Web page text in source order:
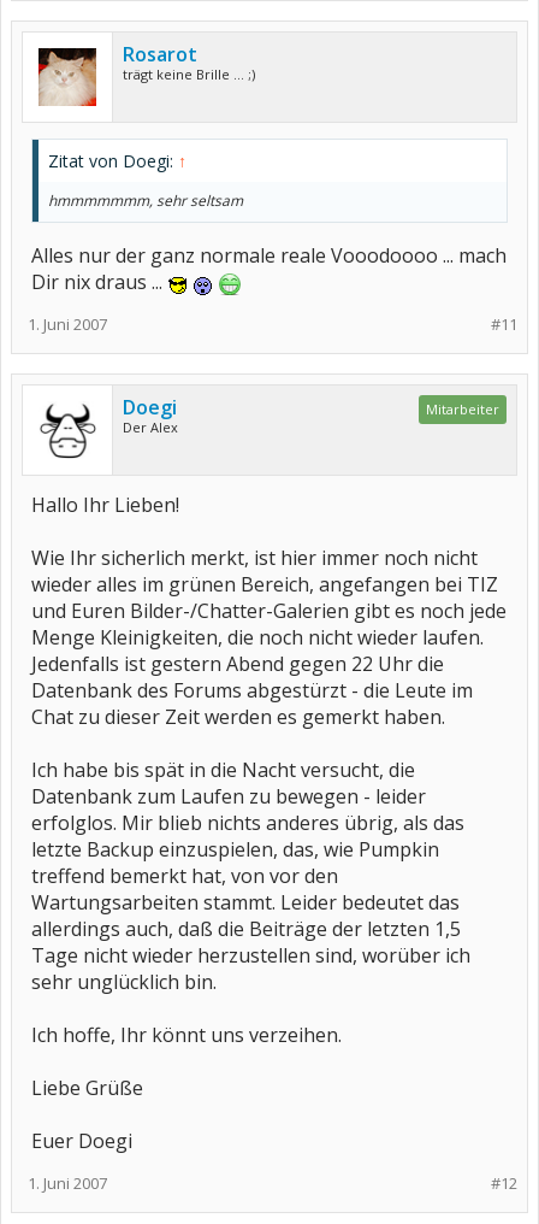
Rosarot
trägt keine Brille ... ;)
Zitat von Doegi: ↑
hmmmmmmm, sehr seltsam
Alles nur der ganz normale reale Vooodoooo ... mach
Dir nix draus ...
#11
1. Juni 2007
Doegi
Der Alex
Mitarbeiter
Hallo Ihr Lieben!
Wie Ihr sicherlich merkt, ist hier immer noch nicht
wieder alles im grünen Bereich, angefangen bei TIZ
und Euren Bilder-/Chatter-Galerien gibt es noch jede
Menge Kleinigkeiten, die noch nicht wieder laufen.
Jedenfalls ist gestern Abend gegen 22 Uhr die
Datenbank des Forums abgestürzt - die Leute im
Chat zu dieser Zeit werden es gemerkt haben.
Ich habe bis spät in die Nacht versucht, die
Datenbank zum Laufen zu bewegen - leider
erfolglos. Mir blieb nichts anderes übrig, als das
letzte Backup einzuspielen, das, wie Pumpkin
treffend bemerkt hat, von vor den
Wartungsarbeiten stammt. Leider bedeutet das
allerdings auch, daß die Beiträge der letzten 1,5
Tage nicht wieder herzustellen sind, worüber ich
sehr unglücklich bin.
Ich hoffe, Ihr könnt uns verzeihen.
Liebe Grüße
Euer Doegi
#12
1. Juni 2007